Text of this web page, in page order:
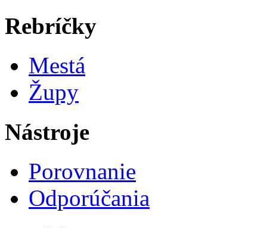
Rebríčky
Mestá
Župy
Nástroje
Porovnanie
Odporúčania